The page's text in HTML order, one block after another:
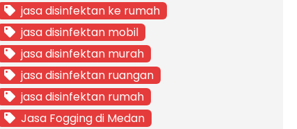
jasa disinfektan ke rumah
jasa disinfektan mobil
jasa disinfektan murah
jasa disinfektan ruangan
jasa disinfektan rumah
Jasa Fogging di Medan